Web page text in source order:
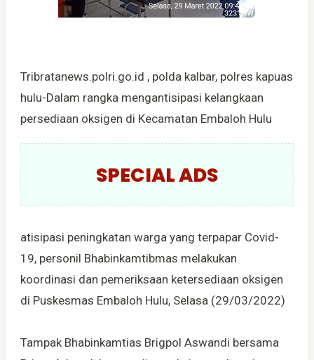
Tribratanews.polri.go.id , polda kalbar, polres kapuas
hulu-Dalam rangka mengantisipasi kelangkaan
persediaan oksigen di Kecamatan Embaloh Hulu
SPECIAL ADS
atisipasi peningkatan warga yang terpapar Covid-
19, personil Bhabinkamtibmas melakukan
koordinasi dan pemeriksaan ketersediaan oksigen
di Puskesmas Embaloh Hulu, Selasa (29/03/2022)
Tampak Bhabinkamtias Brigpol Aswandi bersama